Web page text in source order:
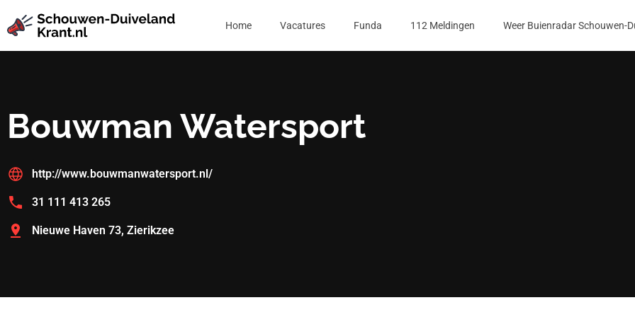
Home Vacatures Funda 112 Meldingen Weer Buienradar Schouwen-
Bouwman Watersport
http://www.bouwmanwatersport.nl/
31 111 413 265
Nieuwe Haven 73, Zierikzee